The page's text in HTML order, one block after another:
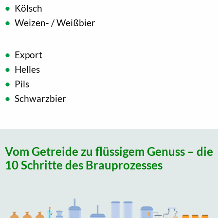
Kölsch
Weizen- / Weißbier
Export
Helles
Pils
Schwarzbier
Vom Getreide zu flüssigem Genuss – die
10 Schritte des Brauprozesses